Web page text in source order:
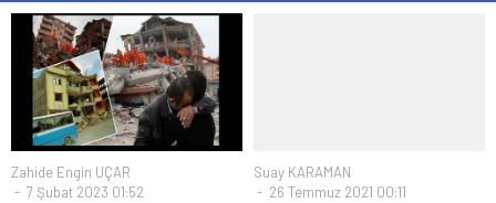
Zahide Engin UÇAR
7 Şubat 2023 01:52
Suay KARAMAN
26 Temmuz 2021 00:11